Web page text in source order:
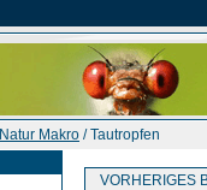
Natur Makro / Tautropfen
VORHERIGES